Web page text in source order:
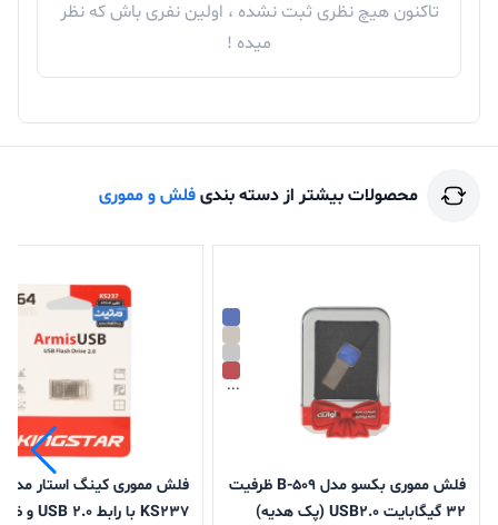
تاکنون هیچ نظری ثبت نشده ، اولین نفری باش که نظر
میده !
محصولات بیشتر از دسته بندیفلش و مموری
...
فلش مموری بکسو مدل B-509 ظرفیت
32 گیگابایت USB2.0 (پک هدیه)